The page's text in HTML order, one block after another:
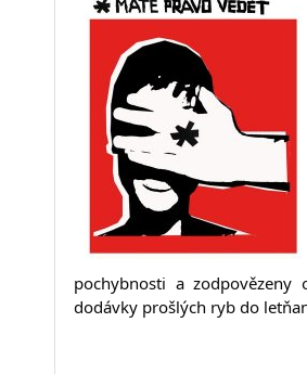
pochybnosti a
dodávky prošlých ryb do